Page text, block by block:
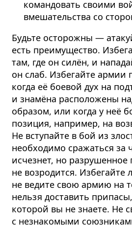
командовать своими
вмешательства со
Будьте осторожны —
есть преимущество.
там, где он силён, и
он слаб. Избегайте армии
когда её боевой дух на
и знамёна расположены
образом, или когда у неё
позиция, например, на
Не вступайте в бой из
необходимо сражаться за
исчезнет, но разрушенное
не возродится. Избегайте
не ведите свою армию на
нельзя доставить
которой вы не знаете. Не
с незнакомыми